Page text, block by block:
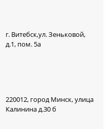
г. Витебск,ул. Зеньковой,
д.1, пом. 5а
220012, город Минск, улица
Калинина д.30 б